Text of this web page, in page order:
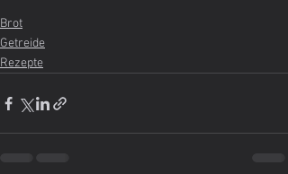
Brot
Getreide
Rezepte